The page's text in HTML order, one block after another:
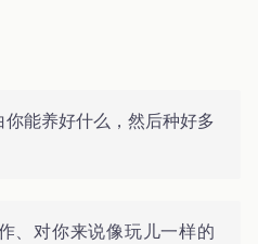
能养好什么，然后种好多
、对你来说像玩儿一样的